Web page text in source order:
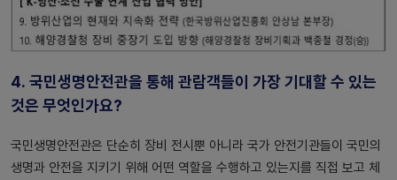
4. 국민생명안전관을 통해 관람객들이 가장 기대할 수 있는
것은 무엇인가요?
국민생명안전관은 단순히 장비 전시뿐 아니라 국가 안전기관들이 국민의
생명과 안전을 지키기 위해 어떤 역할을 수행하고 있는지를 직접 보고 체